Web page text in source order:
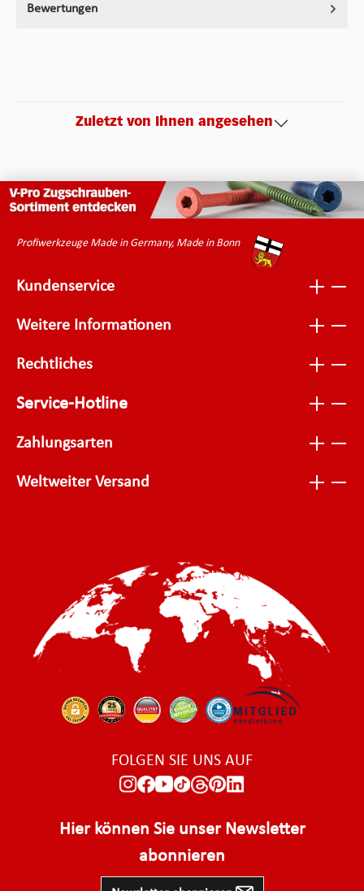
Bewertungen
Zuletzt von Ihnen angesehen
Profiwerkzeuge Made in Germany, Made in Bonn
Kundenservice
Weitere Informationen
Rechtliches
Service-Hotline
Zahlungsarten
Weltweiter Versand
FOLGEN SIE UNS AUF
Hier können Sie unser Newsletter
abonnieren